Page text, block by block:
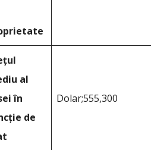
al
în
de
Dolar;555,300